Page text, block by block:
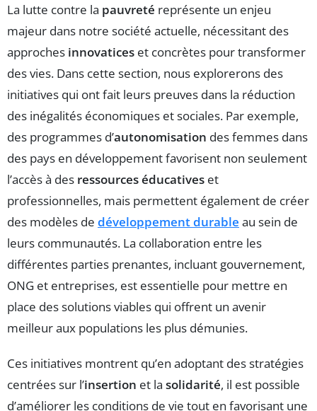
La lutte contre la pauvreté représente un enjeu
majeur dans notre société actuelle, nécessitant des
approches innovatices et concrètes pour transformer
des vies. Dans cette section, nous explorerons des
initiatives qui ont fait leurs preuves dans la réduction
des inégalités économiques et sociales. Par exemple,
des programmes d’autonomisation des femmes dans
des pays en développement favorisent non seulement
l’accès à des ressources éducatives et
professionnelles, mais permettent également de créer
des modèles de développement durable au sein de
leurs communautés. La collaboration entre les
différentes parties prenantes, incluant gouvernement,
ONG et entreprises, est essentielle pour mettre en
place des solutions viables qui offrent un avenir
meilleur aux populations les plus démunies.
Ces initiatives montrent qu’en adoptant des stratégies
centrées sur l’insertion et la solidarité, il est possible
d’améliorer les conditions de vie tout en favorisant une